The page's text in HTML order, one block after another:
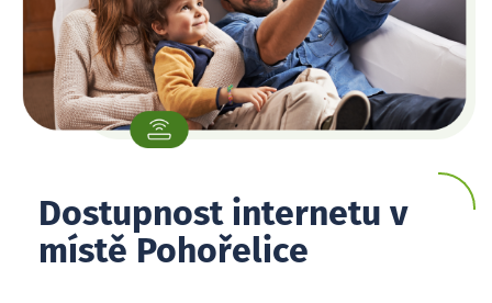
Dostupnost internetu v
místě Pohořelice